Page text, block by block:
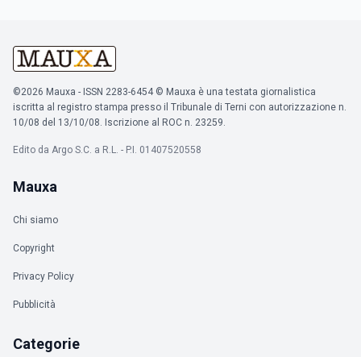
©2026 Mauxa - ISSN 2283-6454 © Mauxa è una testata giornalistica
iscritta al registro stampa presso il Tribunale di Terni con autorizzazione n.
10/08 del 13/10/08. Iscrizione al ROC n. 23259.
Edito da Argo S.C. a R.L. - P.I. 01407520558
Mauxa
Chi siamo
Copyright
Privacy Policy
Pubblicità
Categorie